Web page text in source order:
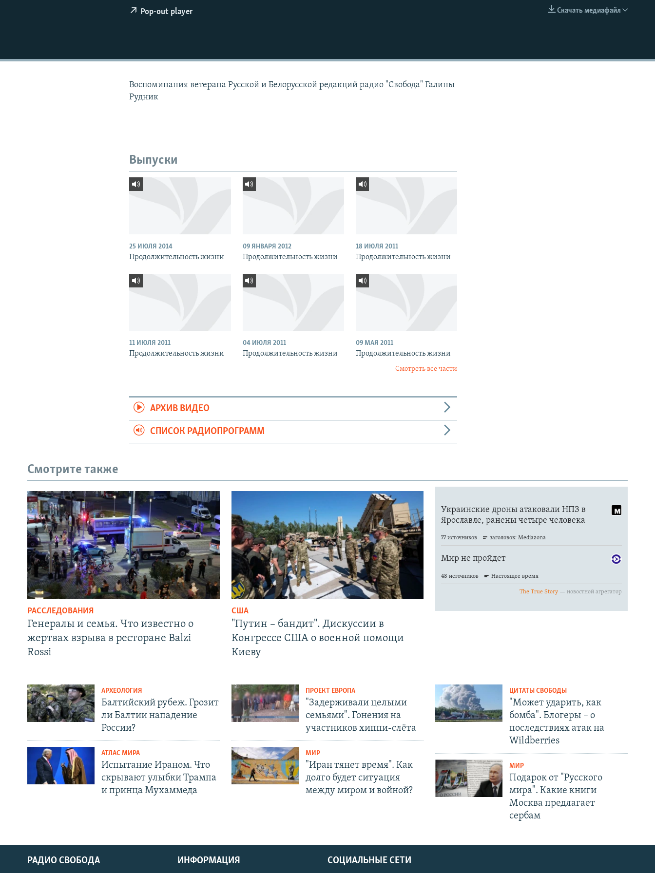
EMBED
Скачать медиафайл
Pop-out player
Воспоминания ветерана Русской и Белорусской редакций радио "Свобода" Галины
Рудник
Выпуски
25 ИЮЛЯ 2014
Продолжительность жизни
09 ЯНВАРЯ 2012
Продолжительность жизни
18 ИЮЛЯ 2011
Продолжительность жизни
11 ИЮЛЯ 2011
Продолжительность жизни
04 ИЮЛЯ 2011
Продолжительность жизни
09 МАЯ 2011
Продолжительность жизни
Смотреть все части
АРХИВ ВИДЕО
СПИСОК РАДИОПРОГРАММ
Смотрите также
РАССЛЕДОВАНИЯ
Генералы и семья. Что известно о
жертвах взрыва в ресторане Balzi
Rossi
США
"Путин – бандит". Дискуссии в
Конгрессе США о военной помощи
Киеву
АРХЕОЛОГИЯ
Балтийский рубеж. Грозит
ли Балтии нападение
России?
АТЛАС МИРА
Испытание Ираном. Что
скрывают улыбки Трампа
и принца Мухаммеда
ПРОЕКТ ЕВРОПА
"Задерживали целыми
семьями". Гонения на
участников хиппи-слёта
МИР
"Иран тянет время". Как
долго будет ситуация
между миром и войной?
ЦИТАТЫ СВОБОДЫ
"Может ударить, как
бомба". Блогеры – о
последствиях атак на
Wildberries
МИР
Подарок от "Русского
мира". Какие книги
Москва предлагает
сербам
СОЦИАЛЬНЫЕ СЕТИ
РАДИО СВОБОДА ИНФОРМАЦИЯ